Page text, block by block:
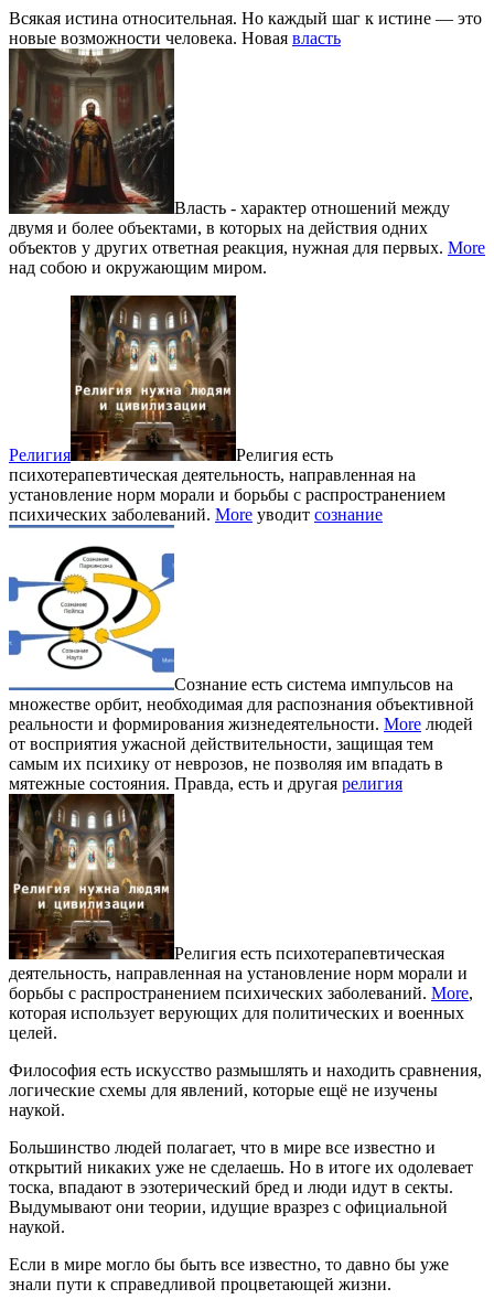
Всякая истина относительная. Но каждый шаг к истине — это
новые возможности человека. Новая власть
Власть - характер отношений между
двумя и более объектами, в которых на действия одних
объектов у других ответная реакция, нужная для первых. More
над собою и окружающим миром.
Религия
Религия есть
психотерапевтическая деятельность, направленная на
установление норм морали и борьбы с распространением
психических заболеваний. More уводит сознание
Сознание есть система импульсов на
множестве орбит, необходимая для распознания объективной
реальности и формирования жизнедеятельности. More людей
от восприятия ужасной действительности, защищая тем
самым их психику от неврозов, не позволяя им впадать в
мятежные состояния. Правда, есть и другая религия
Религия есть психотерапевтическая
деятельность, направленная на установление норм морали и
борьбы с распространением психических заболеваний. More,
которая использует верующих для политических и военных
целей.
Философия есть искусство размышлять и находить сравнения,
логические схемы для явлений, которые ещё не изучены
наукой.
Большинство людей полагает, что в мире все известно и
открытий никаких уже не сделаешь. Но в итоге их одолевает
тоска, впадают в эзотерический бред и люди идут в секты.
Выдумывают они теории, идущие вразрез с официальной
наукой.
Если в мире могло бы быть все известно, то давно бы уже
знали пути к справедливой процветающей жизни.